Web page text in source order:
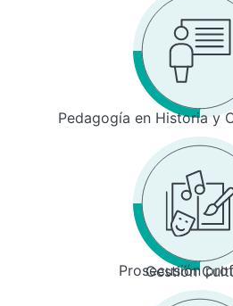
Pedagogía en Historia y
Prosecusión
Gestión